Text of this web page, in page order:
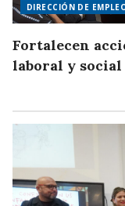
DIRECCIÓN DE
Fortalecen
laboral y social